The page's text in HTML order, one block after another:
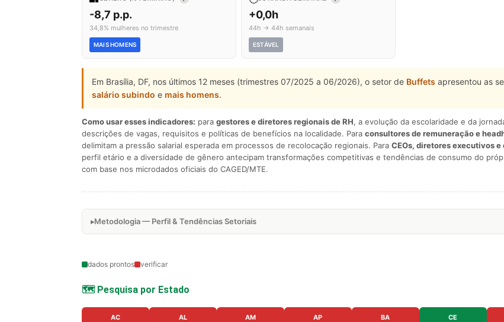
-8,7 p.p.
34,8% mulheres no trimestre
MAIS HOMENS
+0,0h
44h → 44h semanais
ESTÁVEL
Em Brasília, DF, nos últimos 12 meses (trimestres 07/2025 a 06/2026), o setor de Buffets apresentou as
salário subindo e mais homens.
Como usar esses indicadores: para gestores e diretores regionais de RH, a evolução da escolaridade e da
descrições de vagas, requisitos e políticas de benefícios na localidade. Para consultores de remuneração e
delimitam a pressão salarial esperada em processos de recolocação regionais. Para CEOs, diretores executivos
perfil etário e a diversidade de gênero antecipam transformações competitivas e tendências de consumo do
com base nos microdados oficiais do CAGED/MTE.
Metodologia — Perfil & Tendências Setoriais
dados prontos verificar
🗺️ Pesquisa por Estado
AC AL AM AP BA CE